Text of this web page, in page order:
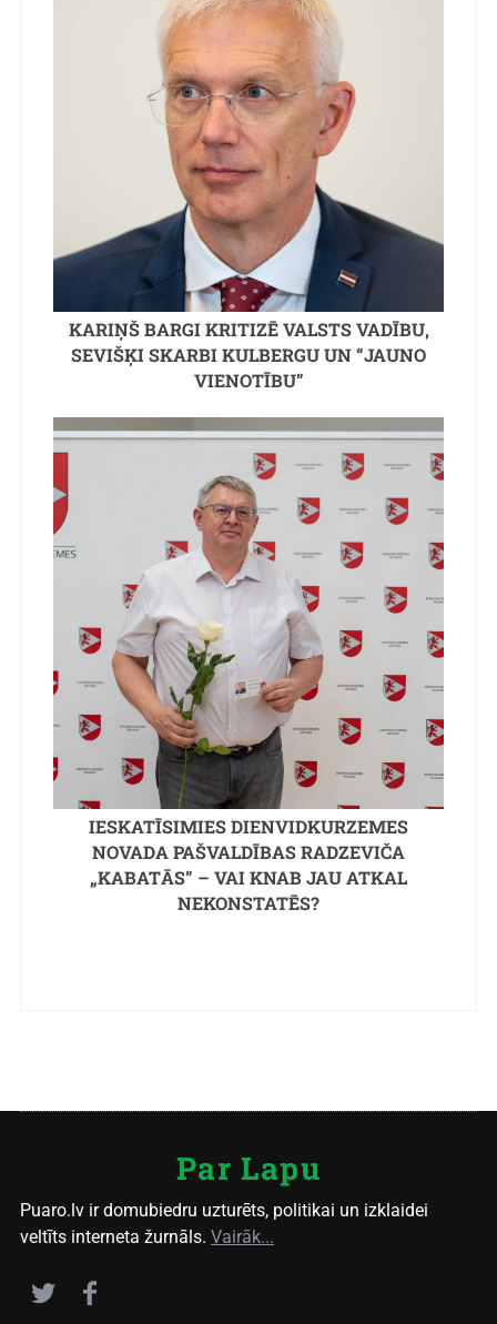
KARIŅŠ BARGI KRITIZĒ VALSTS VADĪBU,
SEVIŠĶI SKARBI KULBERGU UN “JAUNO
VIENOTĪBU”
IESKATĪSIMIES DIENVIDKURZEMES
NOVADA PAŠVALDĪBAS RADZEVIČA
„KABATĀS” – VAI KNAB JAU ATKAL
NEKONSTATĒS?
Par Lapu
Puaro.lv ir domubiedru uzturēts, politikai un izklaidei
veltīts interneta žurnāls. Vairāk...